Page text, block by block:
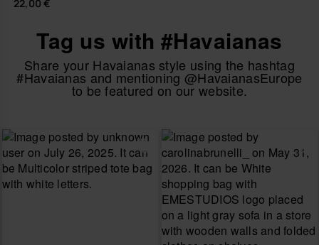
22,00 €
Tag us with #Havaianas
Share your Havaianas style using the hashtag
#Havaianas and mentioning @HavaianasEurope
to be featured on our website.